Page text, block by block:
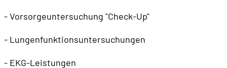
- Vorsorgeuntersuchung "Check-Up"
- Lungenfunktionsuntersuchungen
- EKG-Leistungen